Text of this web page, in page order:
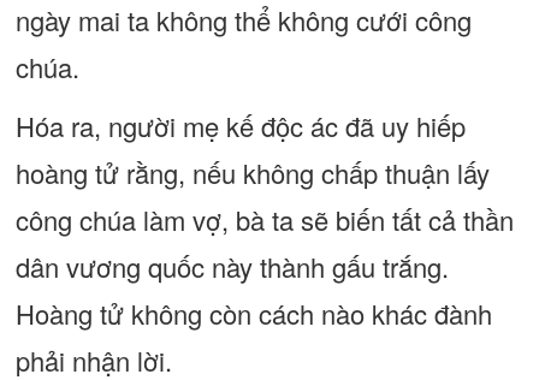
ngày mai ta không thể không cưới công
chúa.
Hóa ra, người mẹ kế độc ác đã uy hiếp
hoàng tử rằng, nếu không chấp thuận lấy
công chúa làm vợ, bà ta sẽ biến tất cả thần
dân vương quốc này thành gấu trắng.
Hoàng tử không còn cách nào khác đành
phải nhận lời.